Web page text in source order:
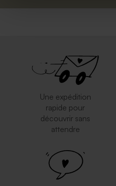
Une expédition
rapide pour
découvrir sans
attendre